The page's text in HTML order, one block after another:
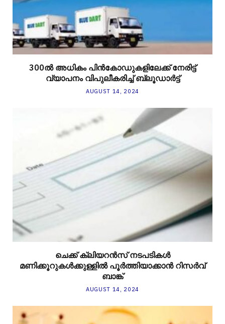
300ല്‍ അധികം പിന്‍കോഡുകളിലേക്ക് നേരിട്ട്
വ്യാപനം വിപുലീകരിച്ച് ബ്ലൂഡാര്‍ട്ട്
AUGUST 14, 2024
ചെക്ക് ക്ലിയറന്‍സ് നടപടികള്‍
മണിക്കൂറുകള്‍ക്കുള്ളില്‍ പൂര്‍ത്തിയാക്കാന്‍ റിസര്‍വ്
ബാങ്ക്
AUGUST 14, 2024